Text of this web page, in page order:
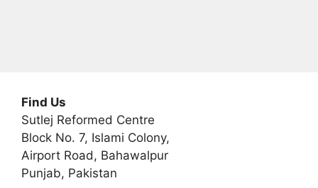
Find Us
Sutlej Reformed Centre
Block No. 7, Islami Colony,
Airport Road, Bahawalpur
Punjab, Pakistan